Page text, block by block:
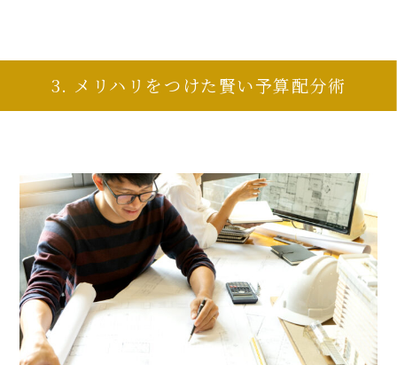
3. メリハリをつけた賢い予算配分術